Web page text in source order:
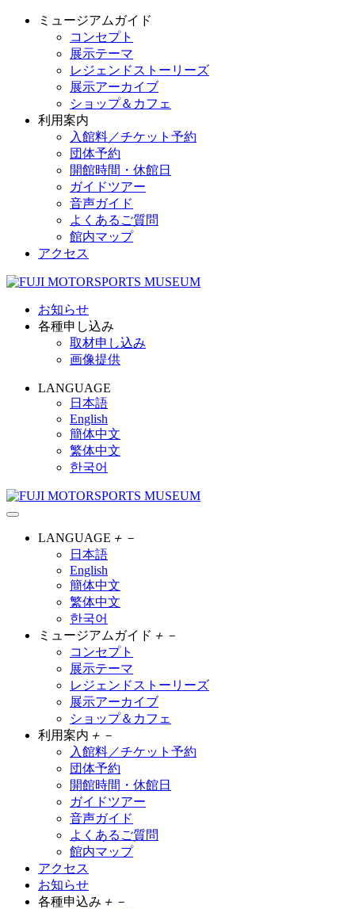
ミュージアムガイド
コンセプト
展示テーマ
レジェンドストーリーズ
展示アーカイブ
ショップ＆カフェ
利用案内
入館料／チケット予約
団体予約
開館時間・休館日
ガイドツアー
音声ガイド
よくあるご質問
館内マップ
アクセス
お知らせ
各種申し込み
取材申し込み
画像提供
LANGUAGE
日本語
English
簡体中文
繁体中文
한국어
LANGUAGE ＋ －
日本語
English
簡体中文
繁体中文
한국어
ミュージアムガイド ＋ －
コンセプト
展示テーマ
レジェンドストーリーズ
展示アーカイブ
ショップ＆カフェ
利用案内 ＋ －
入館料／チケット予約
団体予約
開館時間・休館日
ガイドツアー
音声ガイド
よくあるご質問
館内マップ
アクセス
お知らせ
各種申込み ＋ －